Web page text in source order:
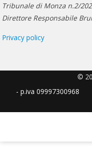
Tribunale di Monza n.2/
Direttore Responsabile
Privacy policy
©
- p.iva